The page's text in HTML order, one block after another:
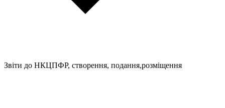
Звіти до НКЦПФР, створення, подання,розміщення